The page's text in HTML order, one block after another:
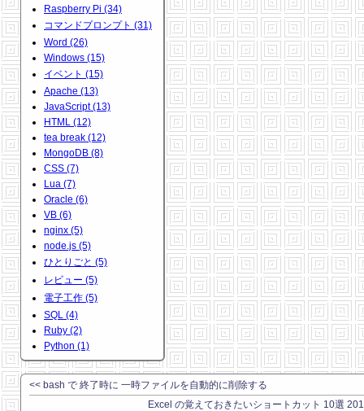
Raspberry Pi (34)
コマンドプロンプト (31)
Word (26)
Windows (15)
イベント (15)
Apache (13)
JavaScript (13)
HTML (12)
tea break (12)
MongoDB (8)
CSS (7)
Lua (7)
Oracle (6)
VB (6)
nginx (5)
node.js (5)
ひとりごと (5)
レビュー (5)
電子工作 (5)
SQL (4)
Ruby (2)
Python (1)
<< bash で 終了時に 一時ファイルを自動的に削除する
Excel の覚えておきたいショートカット 10選